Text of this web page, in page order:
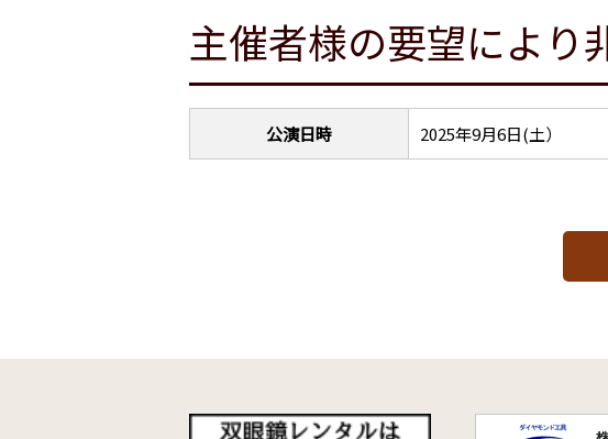
主催者様の要望により
公演日時 2025年9月6日(土）